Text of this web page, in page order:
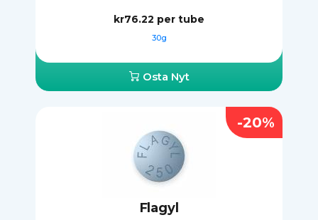
kr76.22 per tube
30g
Osta Nyt
Flagyl
-20%